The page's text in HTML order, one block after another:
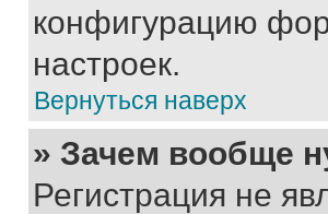
конфигурацию
настроек.
Вернуться наверх
» Зачем вообще
Регистрация не